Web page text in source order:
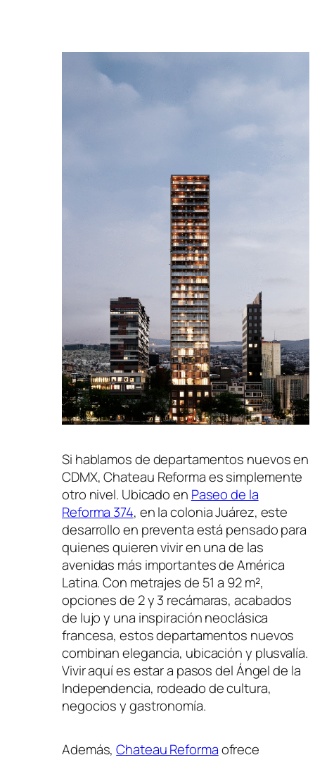
Si hablamos de departamentos nuevos en
CDMX, Chateau Reforma es simplemente
otro nivel. Ubicado en Paseo de la
Reforma 374, en la colonia Juárez, este
desarrollo en preventa está pensado para
quienes quieren vivir en una de las
avenidas más importantes de América
Latina. Con metrajes de 51 a 92 m²,
opciones de 2 y 3 recámaras, acabados
de lujo y una inspiración neoclásica
francesa, estos departamentos nuevos
combinan elegancia, ubicación y plusvalía.
Vivir aquí es estar a pasos del Ángel de la
Independencia, rodeado de cultura,
negocios y gastronomía.
Además,Chateau Reformaofrece